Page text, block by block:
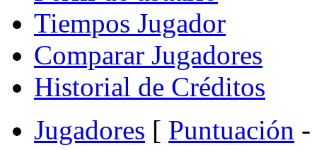
Tiempos Jugador
Comparar Jugadores
Historial de Créditos
Jugadores [ Puntuación -